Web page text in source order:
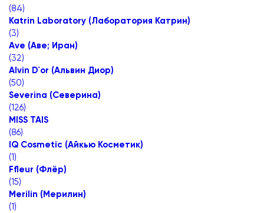
(84)
Katrin Laboratory (Лаборатория Катрин)
(3)
Ave (Аве; Иран)
(32)
Alvin D`or (Альвин Диор)
(50)
Severina (Северина)
(126)
MISS TAIS
(86)
IQ Cosmetic (Айкью Косметик)
(1)
Ffleur (Флёр)
(15)
Merilin (Мерилин)
(1)